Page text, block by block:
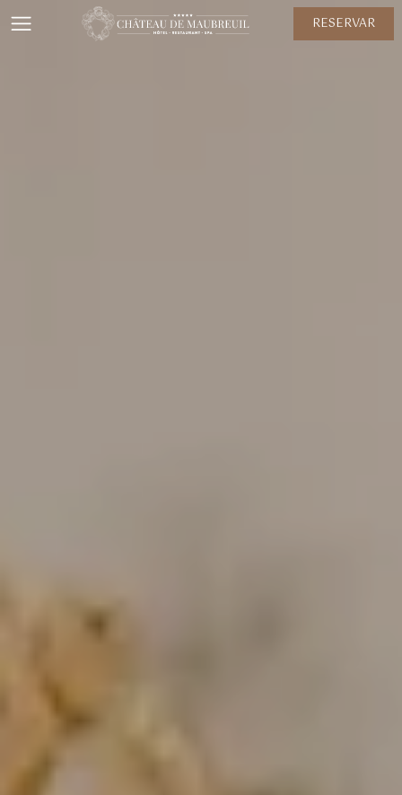
RESERVAR